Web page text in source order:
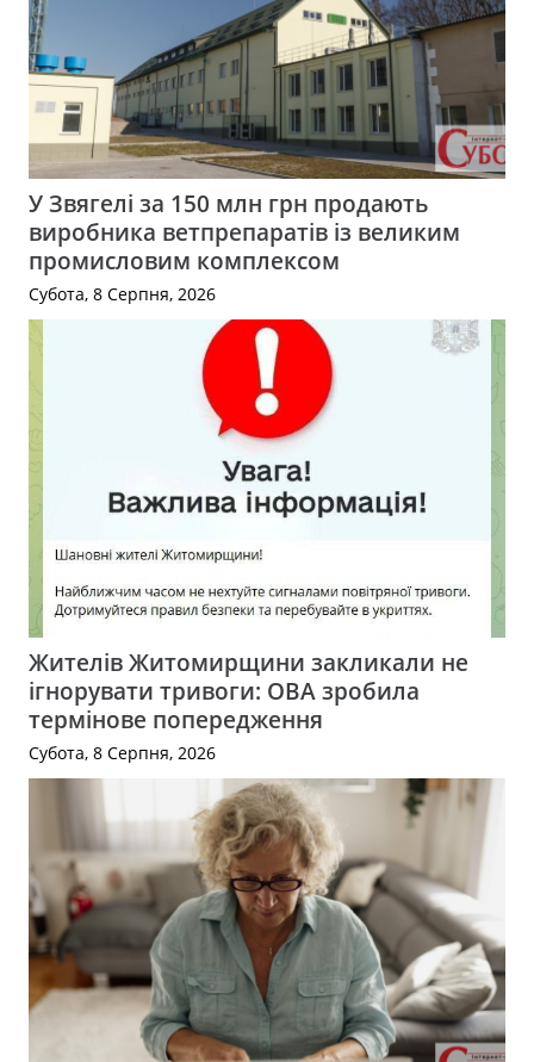
У Звягелі за 150 млн грн продають
виробника ветпрепаратів із великим
промисловим комплексом
Субота, 8 Серпня, 2026
Жителів Житомирщини закликали не
ігнорувати тривоги: ОВА зробила
термінове попередження
Субота, 8 Серпня, 2026